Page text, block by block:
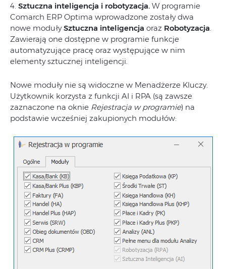
4. Sztuczna inteligencja i robotyzacja. W programie
Comarch ERP Optima wprowadzone zostały dwa
nowe modułySztuczna inteligencja oraz Robotyzacja.
Zawierają one dostępne w programie funkcje
automatyzujące pracę oraz występujące w nim
elementy sztucznej inteligencji.
Nowe moduły nie są widoczne w Menadżerze Kluczy.
Użytkownik korzysta z funkcji AI i RPA (są zawsze
zaznaczone na oknie Rejestracja w programie) na
podstawie wcześniej zakupionych modułów: